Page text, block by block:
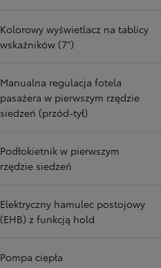
Kolorowy wyświetlacz na tablicy
wskaźników (7")
Manualna regulacja fotela
pasażera w pierwszym rzędzie
siedzeń (przód-tył)
Podłokietnik w pierwszym
rzędzie siedzeń
Elektryczny hamulec postojowy
(EHB) z funkcją hold
Pompa ciepła